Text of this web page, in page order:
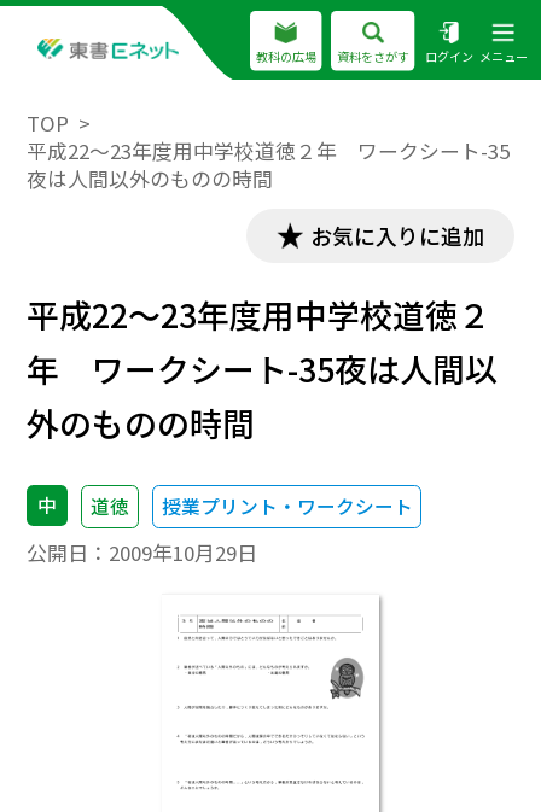
教科の広場 資料をさがす ログイン メニュー
TOP
平成22～23年度用中学校道徳２年 ワークシート-35
夜は人間以外のものの時間
お気に入りに追加
平成22～23年度用中学校道徳２
年 ワークシート-35夜は人間以
外のものの時間
中 道徳 授業プリント・ワークシート
公開日： 2009年10月29日